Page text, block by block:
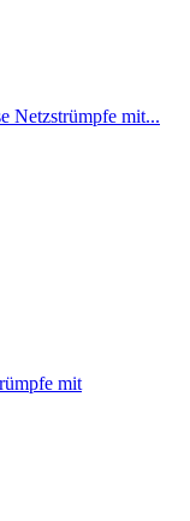
Netzstrümpfe mit...
mit